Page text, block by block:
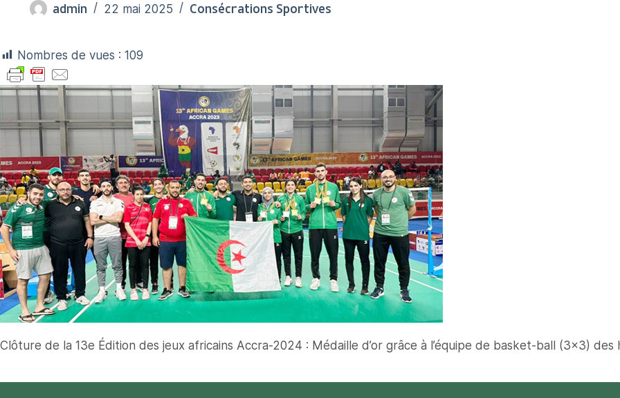
admin 22 mai 2025 Consécrations Sportives
Nombres de vues : 109
Clôture de la 13e Édition des jeux africains Accra-2024 : Médaille d’or grâce à l’équipe de basket-ball (3×3) des